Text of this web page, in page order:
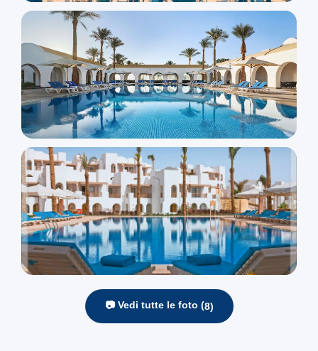
📷 Vedi tutte le foto (8)